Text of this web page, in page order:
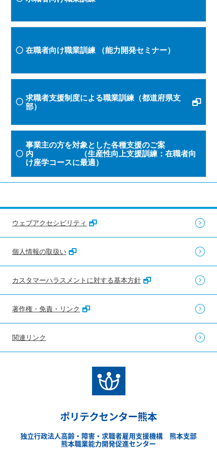
在職者向け職業訓練 （能力開発セミナー）
求職者支援制度による職業訓練（都道府県支
部）
事業主の方を対象とした各種支援のご案
内 （生産性向上支援訓練：在職者向
け座学コースに最適）
ウェブアクセシビリティ
個人情報の取扱い
カスタマーハラスメントに対する基本方針
著作権・免責・リンク
関連リンク
ポリテクセンター熊本
独立行政法人高齢・障害・求職者雇用支援機構 熊本支部
熊本職業能力開発促進センター